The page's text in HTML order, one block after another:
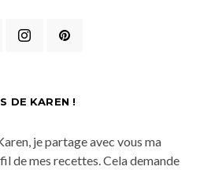
DE KAREN !
je partage avec vous ma
de mes recettes. Cela demande